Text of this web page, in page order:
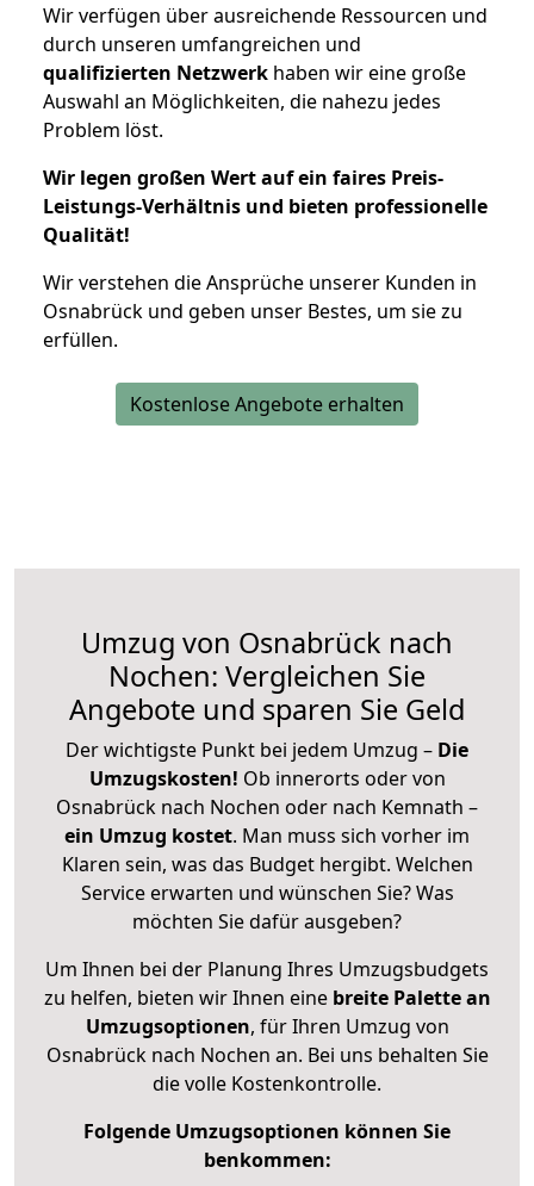
Wir verfügen über ausreichende Ressourcen und
durch unseren umfangreichen und
qualifizierten Netzwerk haben wir eine große
Auswahl an Möglichkeiten, die nahezu jedes
Problem löst.
Wir legen großen Wert auf ein faires Preis-
Leistungs-Verhältnis und bieten professionelle
Qualität!
Wir verstehen die Ansprüche unserer Kunden in
Osnabrück und geben unser Bestes, um sie zu
erfüllen.
Kostenlose Angebote erhalten
Umzug von Osnabrück nach
Nochen: Vergleichen Sie
Angebote und sparen Sie Geld
Der wichtigste Punkt bei jedem Umzug – Die
Umzugskosten! Ob innerorts oder von
Osnabrück nach Nochen oder nach Kemnath –
ein Umzug kostet. Man muss sich vorher im
Klaren sein, was das Budget hergibt. Welchen
Service erwarten und wünschen Sie? Was
möchten Sie dafür ausgeben?
Um Ihnen bei der Planung Ihres Umzugsbudgets
zu helfen, bieten wir Ihnen eine breite Palette an
Umzugsoptionen, für Ihren Umzug von
Osnabrück nach Nochen an. Bei uns behalten Sie
die volle Kostenkontrolle.
Folgende Umzugsoptionen können Sie
benkommen: